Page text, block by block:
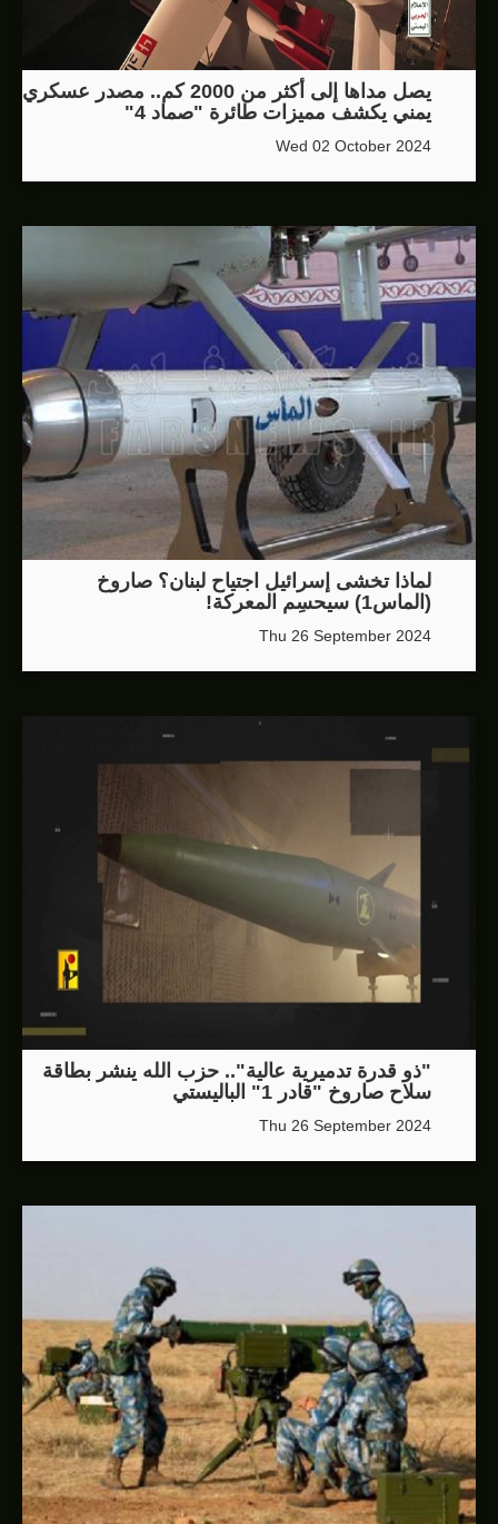
يصل مداها إلى أكثر من 2000 كم.. مصدر عسكري
يمني يكشف مميزات طائرة "صماد 4"
Wed 02 October 2024
لماذا تخشى إسرائيل اجتياح لبنان؟ صاروخ
(الماس1) سيحسِم المعركة!
Thu 26 September 2024
"ذو قدرة تدميرية عالية".. حزب الله ينشر بطاقة
سلاح صاروخ "قادر 1" الباليستي
Thu 26 September 2024